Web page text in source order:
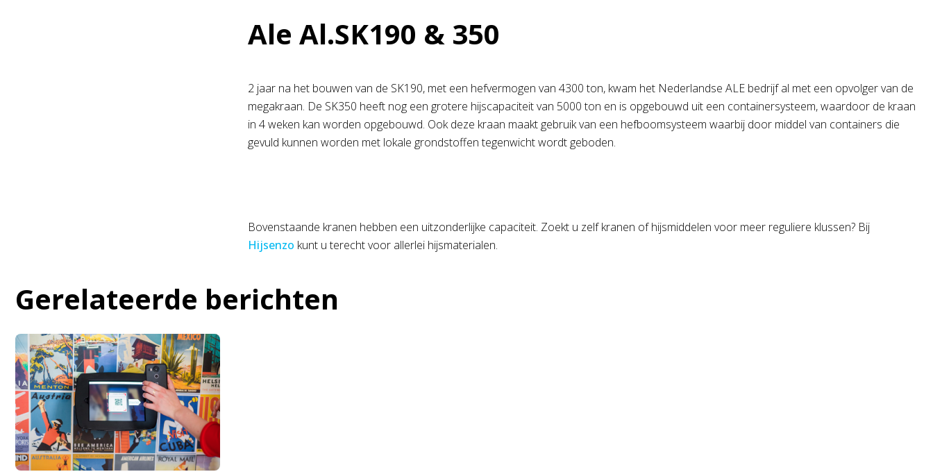
Ale Al.SK190 & 350
2 jaar na het bouwen van de SK190, met een hefvermogen van 4300 ton, kwam het Nederlandse ALE bedrijf al met een opvolger van de
megakraan. De SK350 heeft nog een grotere hijscapaciteit van 5000 ton en is opgebouwd uit een containersysteem, waardoor de kraan
in 4 weken kan worden opgebouwd. Ook deze kraan maakt gebruik van een hefboomsysteem waarbij door middel van containers die
gevuld kunnen worden met lokale grondstoffen tegenwicht wordt geboden.
Bovenstaande kranen hebben een uitzonderlijke capaciteit. Zoekt u zelf kranen of hijsmiddelen voor meer reguliere klussen? Bij
Hijsenzo kunt u terecht voor allerlei hijsmaterialen.
Gerelateerde berichten